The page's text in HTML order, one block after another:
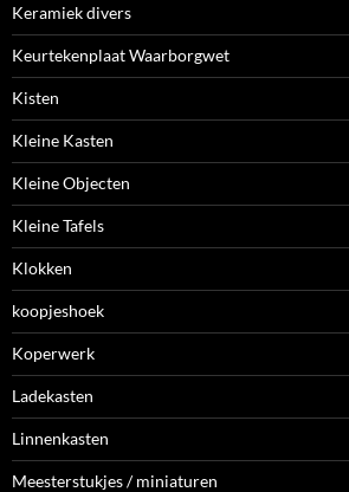
Keramiek divers
Keurtekenplaat Waarborgwet
Kisten
Kleine Kasten
Kleine Objecten
Kleine Tafels
Klokken
koopjeshoek
Koperwerk
Ladekasten
Linnenkasten
Meesterstukjes / miniaturen